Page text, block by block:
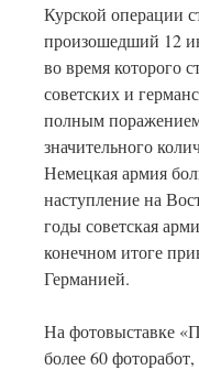
Курской операции
произошедший 12
во время которого
советских и
полным
значительного
Немецкая армия
наступление на
годы советская
конечном итоге
Германией.
На фотовыставке
более 60